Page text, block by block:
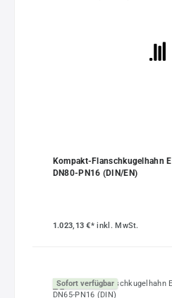
Kompakt-Flanschkugelhahn
DN80-PN16 (DIN/EN)
1.023,13 €*inkl. MwSt.
Sofort verfügbar